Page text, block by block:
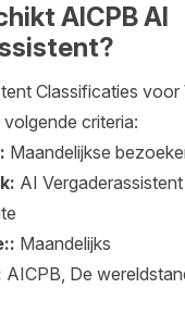
AICPB AI
Classificaties
criteria:
Maandelijkse
AI Vergaderassistent
Maandelijks
AICPB, De